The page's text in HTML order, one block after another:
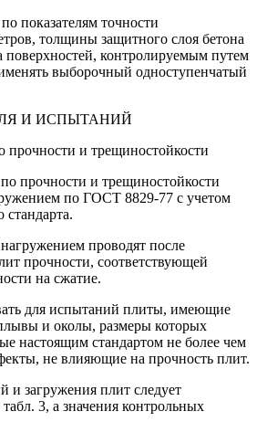
показателям точности
толщины защитного слоя бетона
поверхностей, контролируемым путем
выборочный одноступенчатый
И ИСПЫТАНИЙ
и трещиностойкости
прочности и трещиностойкости
по ГОСТ 8829-77 с учетом
стандарта.
проводят после
прочности, соответствующей
на сжатие.
для испытаний плиты, имеющие
и околы, размеры которых
настоящим стандартом не более чем
не влияющие на прочность плит.
загружения плит следует
3, а значения контрольных